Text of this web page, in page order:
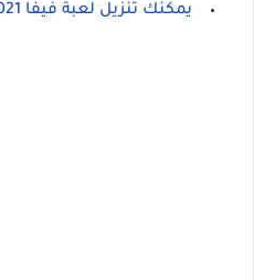
يمكنك تنزيل لعبة فيفا 2021 من هنا